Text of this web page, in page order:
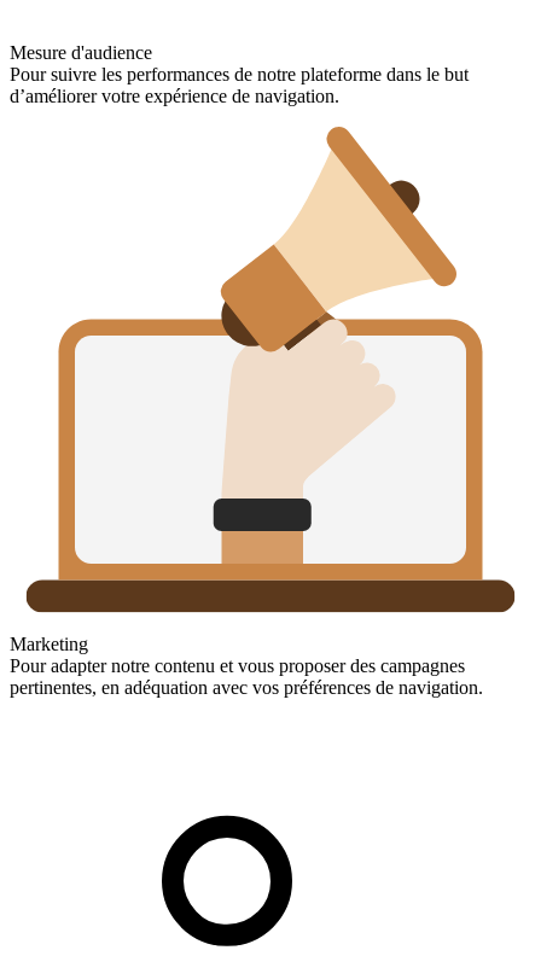
Mesure d'audience
Pour suivre les performances de notre plateforme dans le but
d’améliorer votre expérience de navigation.
Marketing
Pour adapter notre contenu et vous proposer des campagnes
pertinentes, en adéquation avec vos préférences de navigation.